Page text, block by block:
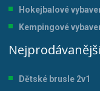
Hokejbalové
Kempingové
Dětské brusle 2v1